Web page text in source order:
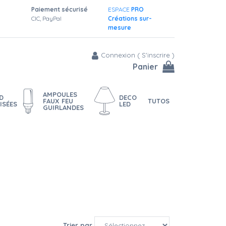
Paiement sécurisé
CIC, PayPal
ESPACE PRO
Créations sur-
mesure
Connexion ( S'inscrire )
Panier
AMPOULES
FAUX FEU
GUIRLANDES
DECO
LED
TUTOS